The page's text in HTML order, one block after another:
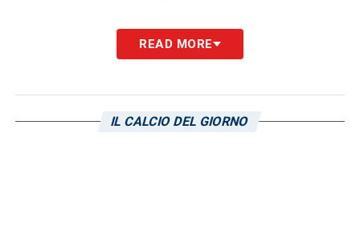
Sono felice per aver aiutato la squadra, ho
fatto una parata importante, è accaduto
Oggi è stata una partita difficile, ora
READ MORE
IL CALCIO DEL GIORNO